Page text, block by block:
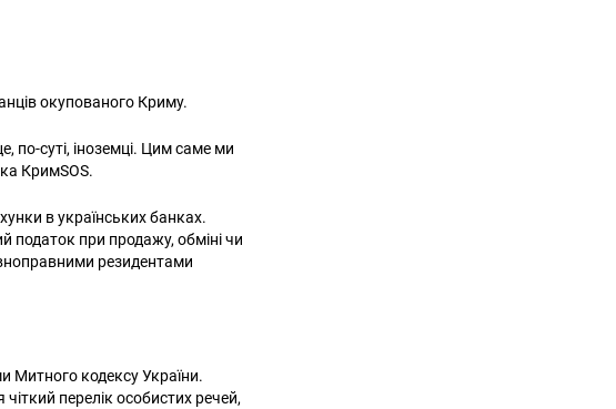
окупованого Криму.
по-суті, іноземці. Цим саме ми
КримSOS.
в українських банках.
податок при продажу, обміні чи
резидентами
Митного кодексу України.
перелік особистих речей,